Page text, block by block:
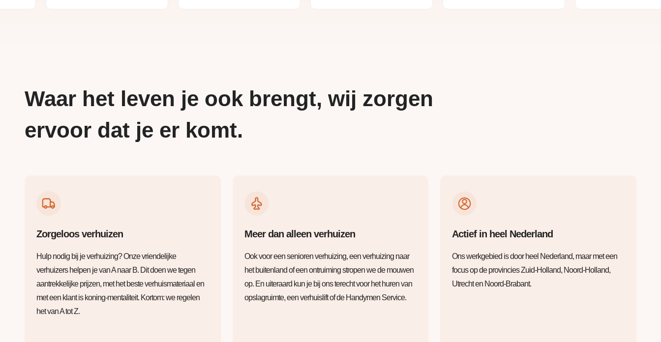
Waar het leven je ook brengt, wij zorgen
ervoor dat je er komt.
Zorgeloos verhuizen
Hulp nodig bij je verhuizing? Onze vriendelijke
verhuizers helpen je van A naar B. Dit doen we tegen
aantrekkelijke prijzen, met het beste verhuismateriaal en
met een klant is koning-mentaliteit. Kortom: we regelen
het van A tot Z.
Meer dan alleen verhuizen
Ook voor een senioren verhuizing, een verhuizing naar
het buitenland of een ontruiming stropen we de mouwen
op. En uiteraard kun je bij ons terecht voor het huren van
opslagruimte, een verhuislift of de Handymen Service.
Actief in heel Nederland
Ons werkgebied is door heel Nederland, maar met een
focus op de provincies Zuid-Holland, Noord-Holland,
Utrecht en Noord-Brabant.